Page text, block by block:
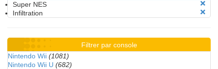
Super NES
Infiltration
Filtrer par console
Nintendo Wii (1081)
Nintendo Wii U (682)